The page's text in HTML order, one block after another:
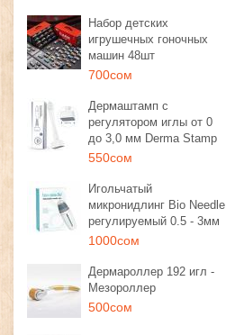
Набор детских
игрушечных гоночных
машин 48шт
700сом
Дермаштамп с
регулятором иглы от 0
до 3,0 мм Derma Stamp
550сом
Игольчатый
микронидлинг Bio Needle
регулируемый 0.5 - 3мм
1000сом
Дермароллер 192 игл -
Мезороллер
500сом